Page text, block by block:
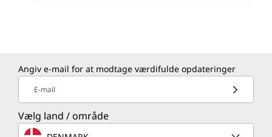
Angiv e-mail for at modtage værdifulde opdateringer
E-mail
Vælg land / område